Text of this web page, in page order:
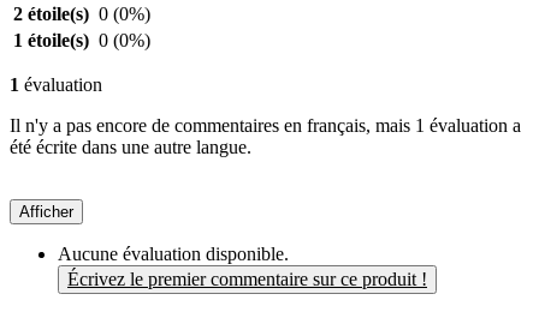
2 étoile(s) 0 (0%)
1 étoile(s) 0 (0%)
1 évaluation
Il n'y a pas encore de commentaires en français, mais 1 évaluation a
été écrite dans une autre langue.
Afficher
Aucune évaluation disponible.
Écrivez le premier commentaire sur ce produit !